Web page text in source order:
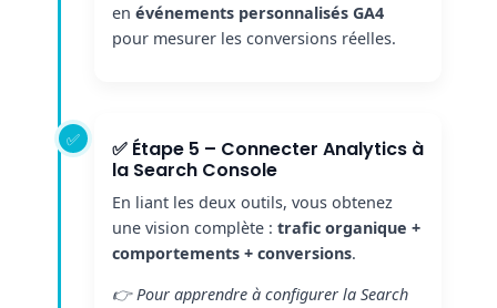
en événements personnalisés GA4
pour mesurer les conversions réelles.
✅ Étape 5 – Connecter Analytics à
la Search Console
En liant les deux outils, vous obtenez
une vision complète : trafic organique +
comportements + conversions.
👉 Pour apprendre à configurer la Search